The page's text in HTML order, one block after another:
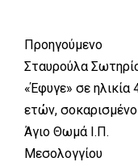
Προηγούμενο
Σταυρούλα
«Έφυγε» σε ηλικία
ετών,
Άγιο Θωμά Ι.Π.
Μεσολογγίου